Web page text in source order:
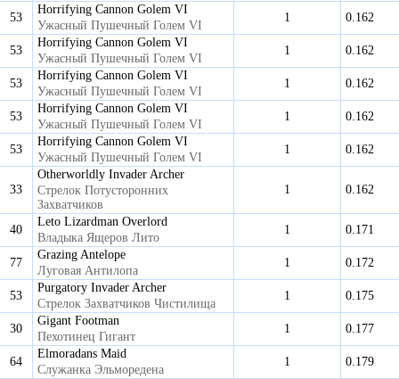
53
Horrifying Cannon Golem VI
Ужасный Пушечный Голем VI
1 0.162
53
Horrifying Cannon Golem VI
Ужасный Пушечный Голем VI
1 0.162
53
Horrifying Cannon Golem VI
Ужасный Пушечный Голем VI
1 0.162
53
Horrifying Cannon Golem VI
Ужасный Пушечный Голем VI
1 0.162
53
Horrifying Cannon Golem VI
Ужасный Пушечный Голем VI
1 0.162
33
Otherworldly Invader Archer
Стрелок Потусторонних
Захватчиков
1 0.162
40
Leto Lizardman Overlord
Владыка Ящеров Лито
1 0.171
77
Grazing Antelope
Луговая Антилопа
1 0.172
53
Purgatory Invader Archer
Стрелок Захватчиков Чистилища
1 0.175
30
Gigant Footman
Пехотинец Гигант
1 0.177
64
Elmoradans Maid
Служанка Эльморедена
1 0.179